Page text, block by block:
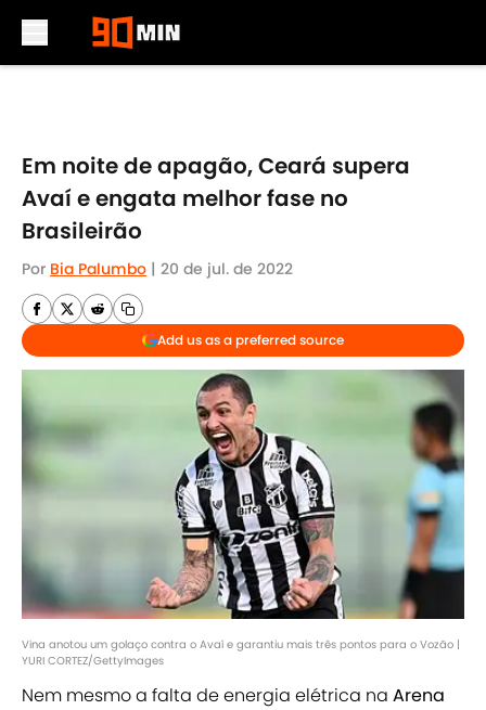
Em noite de apagão, Ceará supera
Avaí e engata melhor fase no
Brasileirão
Por Bia Palumbo | 20 de jul. de 2022
Add us as a preferred source
Vina anotou um golaço contra o Avaí e garantiu mais três pontos para o Vozão |
YURI CORTEZ/GettyImages
Nem mesmo a falta de energia elétrica na Arena